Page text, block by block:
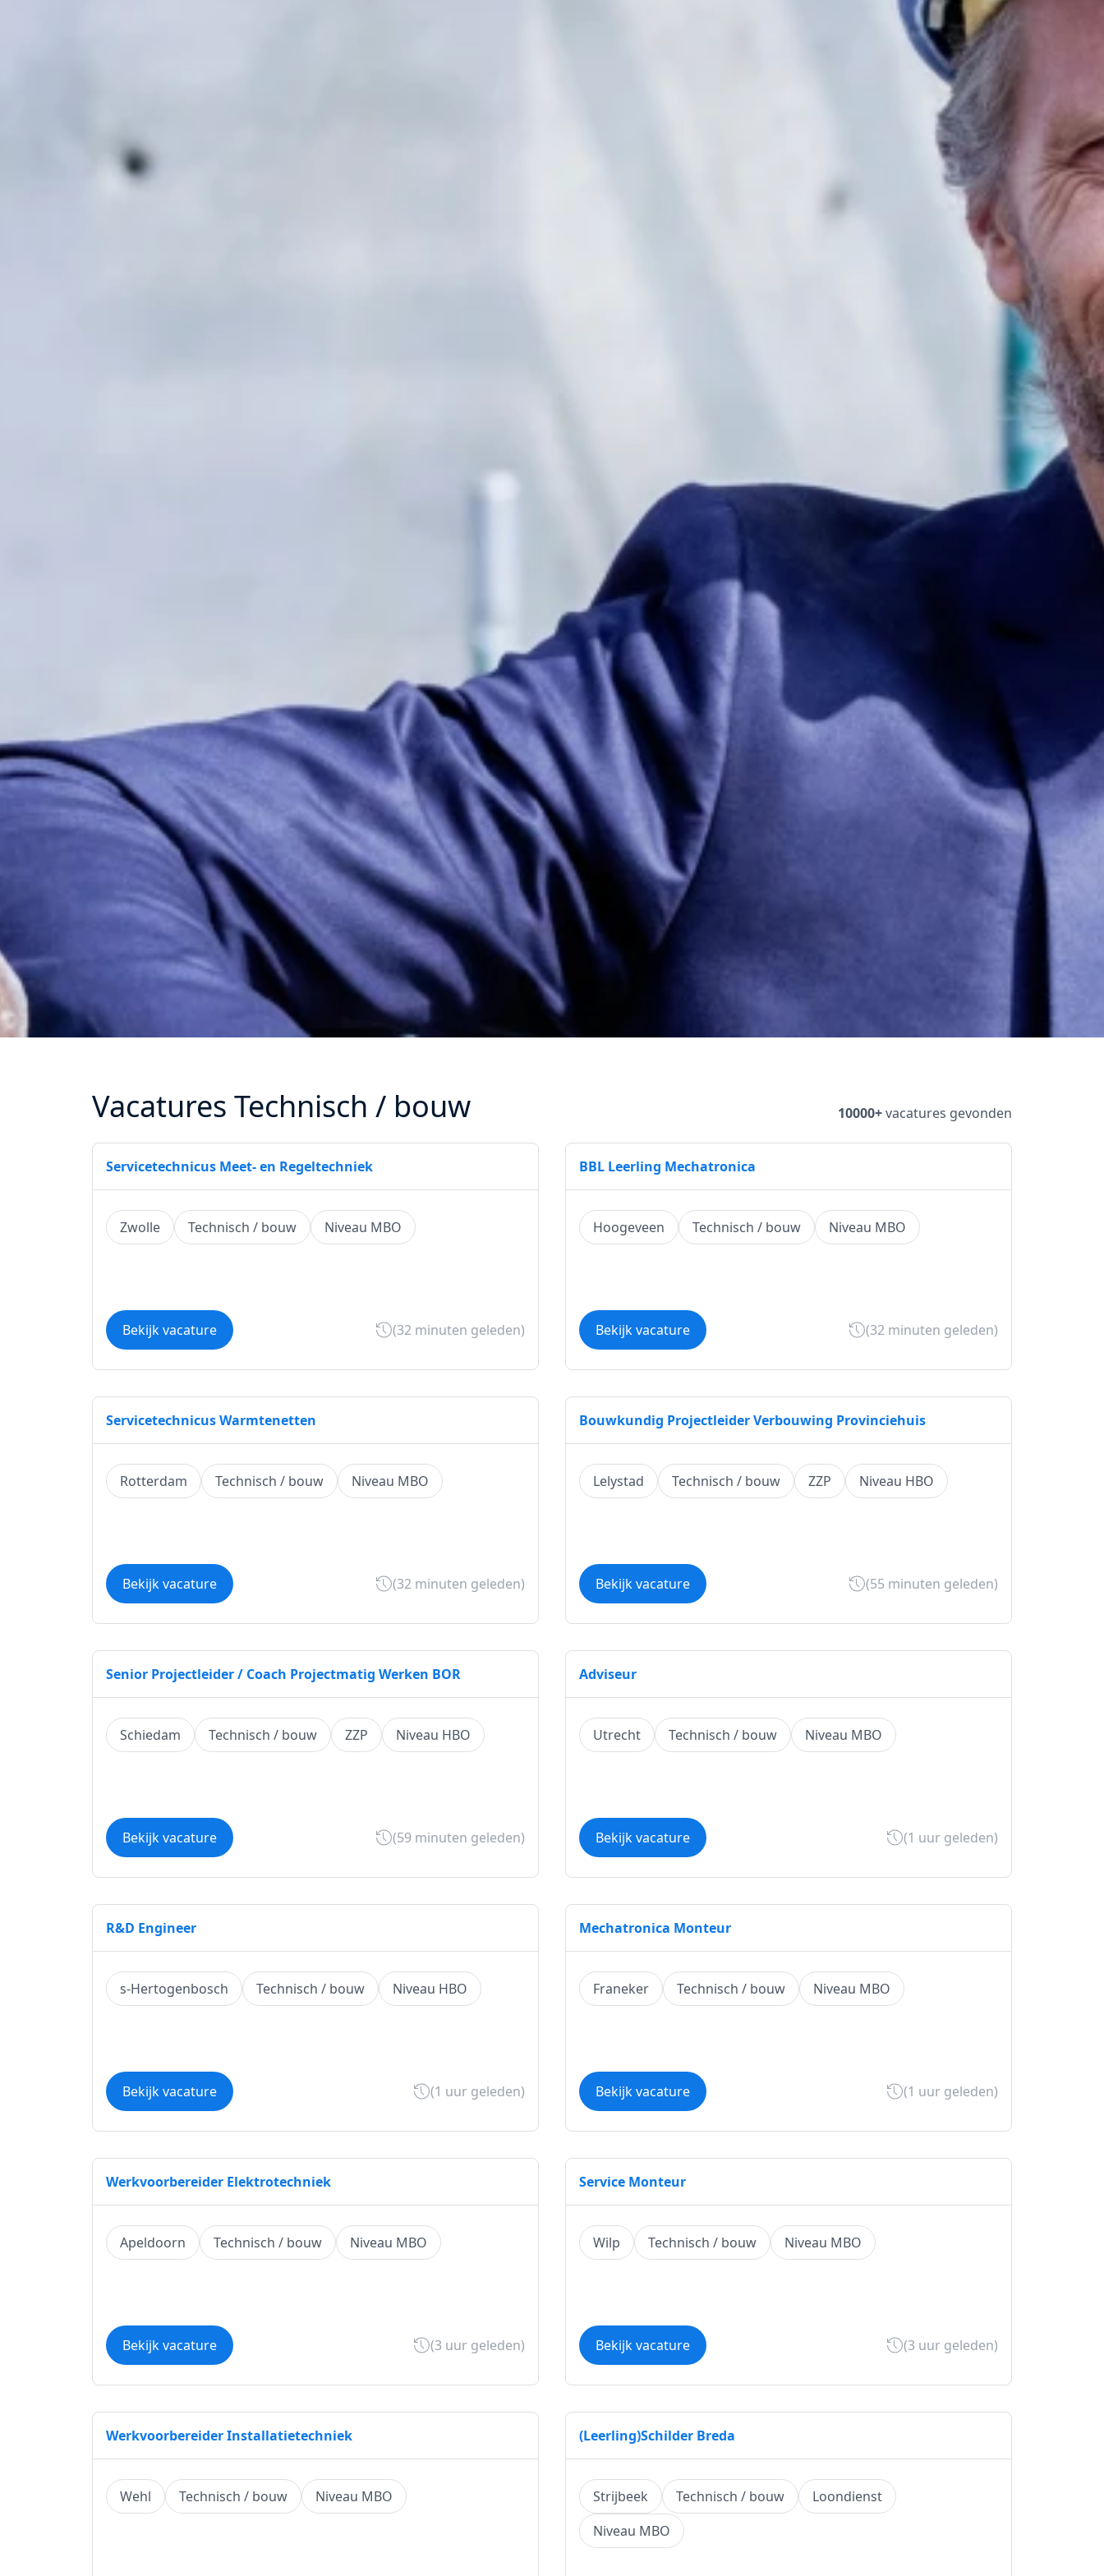
Vacatures Technisch / bouw 10000+vacatures gevonden
Servicetechnicus Meet- en Regeltechniek
Zwolle Technisch / bouw Niveau MBO
Bekijk vacature (32 minuten geleden)
BBL Leerling Mechatronica
Hoogeveen Technisch / bouw Niveau MBO
Bekijk vacature (32 minuten geleden)
Servicetechnicus Warmtenetten
Rotterdam Technisch / bouw Niveau MBO
Bekijk vacature (32 minuten geleden)
Bouwkundig Projectleider Verbouwing Provinciehuis
Lelystad Technisch / bouw ZZP Niveau HBO
Bekijk vacature (55 minuten geleden)
Senior Projectleider / Coach Projectmatig Werken BOR
Schiedam Technisch / bouw ZZP Niveau HBO
Bekijk vacature (59 minuten geleden)
Adviseur
Utrecht Technisch / bouw Niveau MBO
Bekijk vacature (1 uur geleden)
R&D Engineer
s-Hertogenbosch Technisch / bouw Niveau HBO
Bekijk vacature (1 uur geleden)
Mechatronica Monteur
Franeker Technisch / bouw Niveau MBO
Bekijk vacature (1 uur geleden)
Werkvoorbereider Elektrotechniek
Apeldoorn Technisch / bouw Niveau MBO
Bekijk vacature (3 uur geleden)
Service Monteur
Wilp Technisch / bouw Niveau MBO
Bekijk vacature (3 uur geleden)
Werkvoorbereider Installatietechniek
Wehl Technisch / bouw Niveau MBO
(Leerling)Schilder Breda
Strijbeek Technisch / bouw
Loondienst
Niveau MBO